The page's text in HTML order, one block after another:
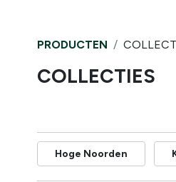
PRODUCTEN
COLLECTIES
Hoge Noorden